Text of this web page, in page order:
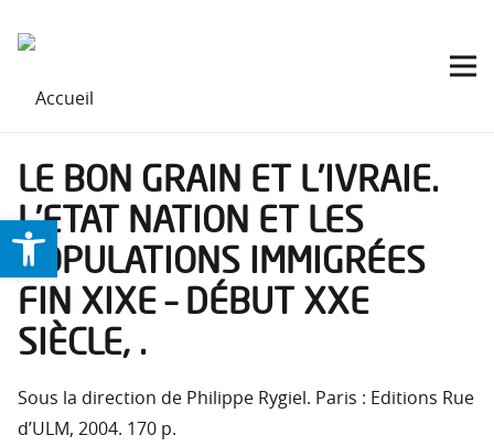
LE BON GRAIN ET L’IVRAIE.
L’ETAT NATION ET LES
POPULATIONS IMMIGRÉES
FIN XIXE – DÉBUT XXE
SIÈCLE, .
Sous la direction de Philippe Rygiel. Paris : Editions Rue
d’ULM, 2004. 170 p.
Ouvrir la barre d’outils